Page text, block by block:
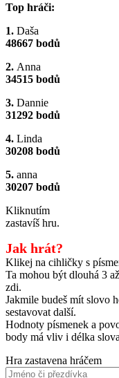
Top hráči:
1. Daša
48667 bodů
2. Anna
34515 bodů
3. Dannie
31292 bodů
4. Linda
30208 bodů
5. anna
30207 bodů
Kliknutím
zastavíš hru.
Jak hrát?
Klikej na cihličky s
Ta mohou být dlouhá 3
zdi.
Jakmile budeš mít slovo
sestavovat další.
Hodnoty písmenek a
body má vliv i délka
Hra zastavena hráčem